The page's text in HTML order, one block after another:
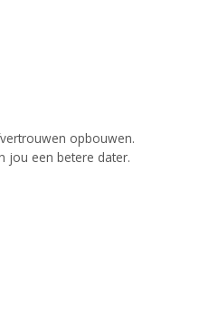
opbouwen.
jou een betere dater.